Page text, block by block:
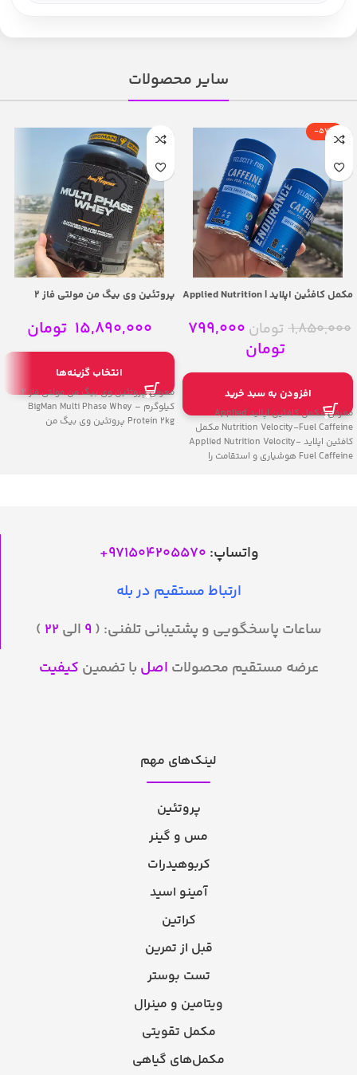
سایر محصولات
-57%
مکمل کافئین اپلاید | Applied Nutrition
1,850,000 تومان 799,000
تومان
افزودن به سبد خرید
معرفی مکمل کافئین اپلاید Applied
Nutrition Velocity-Fuel Caffeine مکمل
کافئین اپلاید Applied Nutrition Velocity-
Fuel Caffeine هوشیاری و استقامت را
پروتئین وی بیگ من مولتی فاز 2
Protein 2kg
15,890,000 تومان
انتخاب گزینه‌ها
معرفی پروتئین وی بیگ من مولتی فاز 2
کیلوگرم – BigMan Multi Phase Whey
Protein 2kg پروتئین وی بیگ من
واتساپ: 971504205570
+
ارتباط مستقیم در بله
ساعات پاسخگویی و پشتیبانی تلفنی: ( ۹ الی ۲۲ )
عرضه مستقیم محصولات اصل با تضمین کیفیت
لینک‌های مهم
پروتئین
مس و گینر
کربوهیدرات
آمینو اسید
کراتین
قبل از تمرین
تست بوستر
ویتامین و مینرال
مکمل تقویتی
مکمل‌های گیاهی